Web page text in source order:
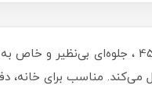
با تابلو چوبی بلک لایت سایز
می‌کند. مناسب برای خانه،